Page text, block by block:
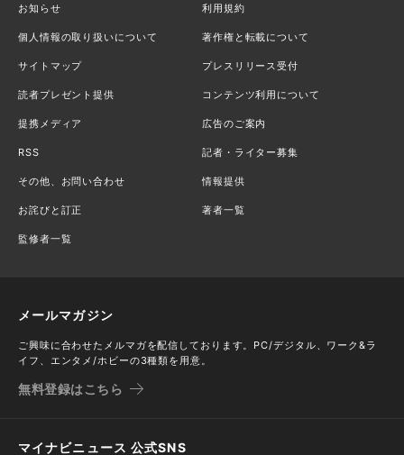
お知らせ 利用規約
個人情報の取り扱いについて 著作権と転載について
サイトマップ プレスリリース受付
読者プレゼント提供 コンテンツ利用について
提携メディア 広告のご案内
RSS 記者・ライター募集
その他、お問い合わせ 情報提供
お詫びと訂正 著者一覧
監修者一覧
メールマガジン
ご興味に合わせたメルマガを配信しております。PC/デジタル、ワーク&ラ
イフ、エンタメ/ホビーの3種類を用意。
無料登録はこちら
マイナビニュース 公式SNS